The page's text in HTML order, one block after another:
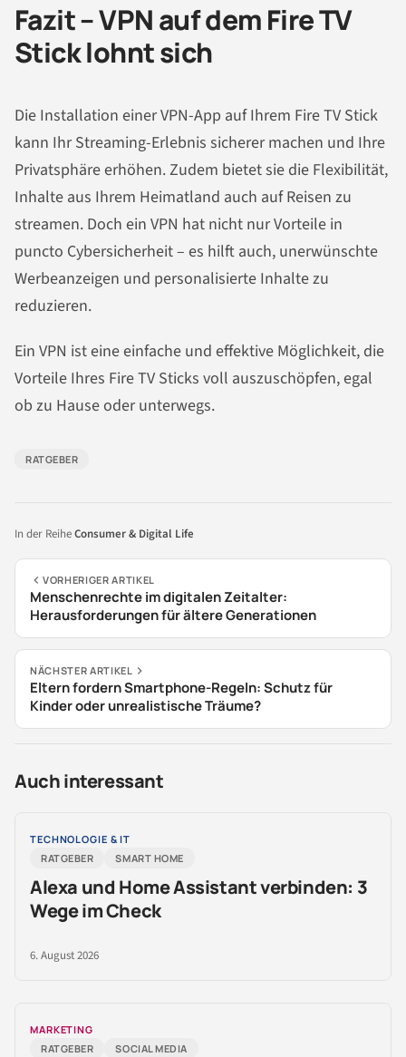
Fazit – VPN auf dem Fire TV
Stick lohnt sich
Die Installation einer VPN-App auf Ihrem Fire TV Stick
kann Ihr Streaming-Erlebnis sicherer machen und Ihre
Privatsphäre erhöhen. Zudem bietet sie die Flexibilität,
Inhalte aus Ihrem Heimatland auch auf Reisen zu
streamen. Doch ein VPN hat nicht nur Vorteile in
puncto Cybersicherheit – es hilft auch, unerwünschte
Werbeanzeigen und personalisierte Inhalte zu
reduzieren.
Ein VPN ist eine einfache und effektive Möglichkeit, die
Vorteile Ihres Fire TV Sticks voll auszuschöpfen, egal
ob zu Hause oder unterwegs.
RATGEBER
In der ReiheConsumer & Digital Life
VORHERIGER ARTIKEL
Menschenrechte im digitalen Zeitalter:
Herausforderungen für ältere Generationen
NÄCHSTER ARTIKEL
Eltern fordern Smartphone-Regeln: Schutz für
Kinder oder unrealistische Träume?
Auch interessant
TECHNOLOGIE & IT
RATGEBER
SMART HOME
Alexa und Home Assistant verbinden: 3
Wege im Check
6. August 2026
MARKETING
RATGEBER
SOCIAL MEDIA